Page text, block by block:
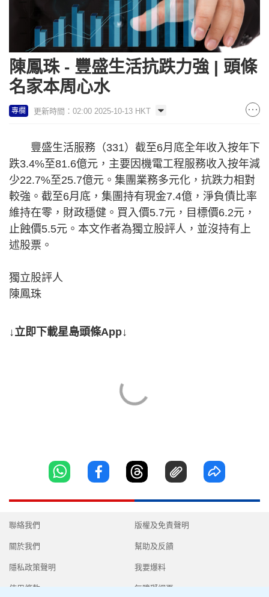
陳鳳珠 - 豐盛生活抗跌力強 | 頭條
名家本周心水
專欄 更新時間：02:00 2025-10-13 HKT
豐盛生活服務（331）截至6月底全年收入按年下
跌3.4%至81.6億元，主要因機電工程服務收入按年減
少22.7%至25.7億元。集團業務多元化，抗跌力相對
較強。截至6月底，集團持有現金7.4億，淨負債比率
維持在零，財政穩健。買入價5.7元，目標價6.2元，
止蝕價5.5元。本文作者為獨立股評人，並沒持有上
述股票。
獨立股評人
陳鳳珠
↓立即下載星島頭條App↓
聯絡我們
關於我們
隱私政策聲明
使用條款
版權及免責聲明
幫助及反饋
我要爆料
無障礙網頁